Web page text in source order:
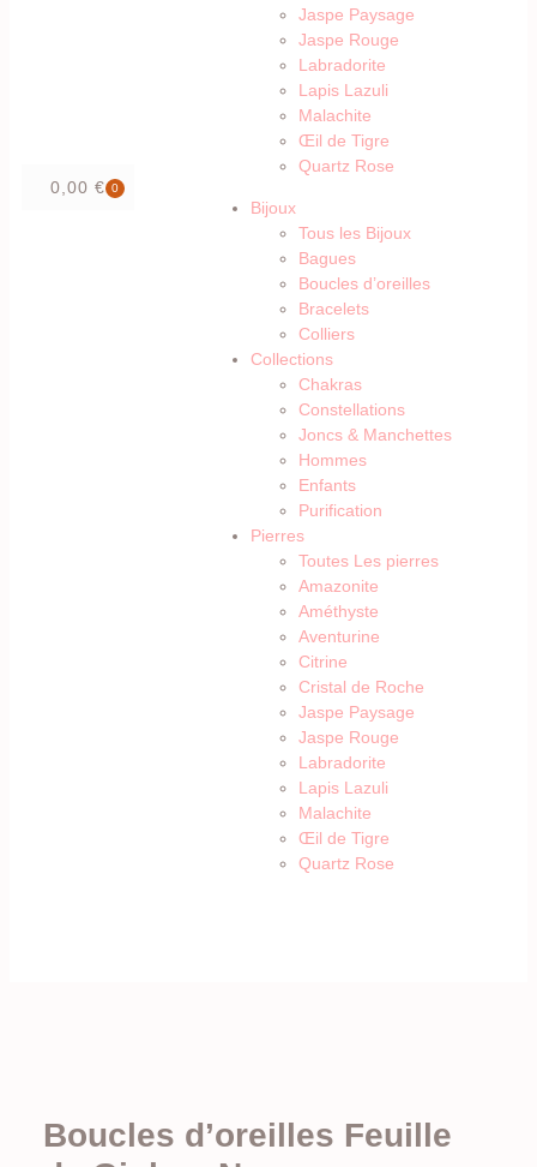
0,00 € 0
Jaspe Paysage
Jaspe Rouge
Labradorite
Lapis Lazuli
Malachite
Œil de Tigre
Quartz Rose
Bijoux
Tous les Bijoux
Bagues
Boucles d’oreilles
Bracelets
Colliers
Collections
Chakras
Constellations
Joncs & Manchettes
Hommes
Enfants
Purification
Pierres
Toutes Les pierres
Amazonite
Améthyste
Aventurine
Citrine
Cristal de Roche
Jaspe Paysage
Jaspe Rouge
Labradorite
Lapis Lazuli
Malachite
Œil de Tigre
Quartz Rose
Boucles d’oreilles Feuille